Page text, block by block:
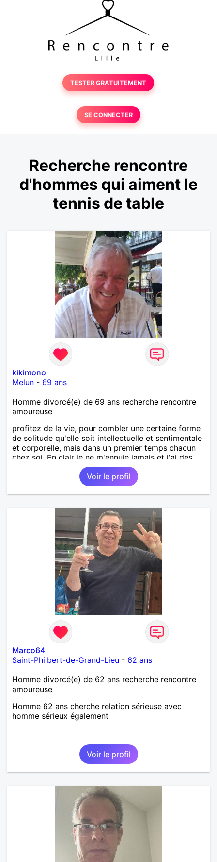
TESTER GRATUITEMENT
SE CONNECTER
Recherche rencontre
d'hommes qui aiment le
tennis de table
kikimono
Melun - 69 ans
Homme divorcé(e) de 69 ans recherche rencontre
amoureuse
profitez de la vie, pour combler une certaine forme
de solitude qu'elle soit intellectuelle et sentimentale
et corporelle, mais dans un premier temps chacun
chez soi. En clair je ne m'ennuie jamais et j'ai des
amis et une famille. je cherche une complice pour
partager de bons moments, des ballades, des
restos, des fous rires et pourquoi pas plus !
Voir le profil
Marco64
Saint-Philbert-de-Grand-Lieu - 62 ans
Homme divorcé(e) de 62 ans recherche rencontre
amoureuse
Homme 62 ans cherche relation sérieuse avec
homme sérieux également
Voir le profil